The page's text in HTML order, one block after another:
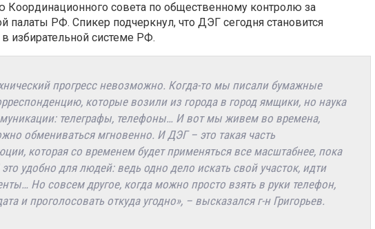
Координационного совета по общественному контролю за
палаты РФ. Спикер подчеркнул, что ДЭГ сегодня становится
избирательной системе РФ.
прогресс невозможно. Когда-то мы писали бумажные
которые возили из города в город ямщики, но наука
телеграфы, телефоны… И вот мы живем во времена,
обмениваться мгновенно. И ДЭГ – это такая часть
которая со временем будет применяться все масштабнее, пока
удобно для людей: ведь одно дело искать свой участок, идти
Но совсем другое, когда можно просто взять в руки телефон,
и проголосовать откуда угодно», – высказался г-н Григорьев.